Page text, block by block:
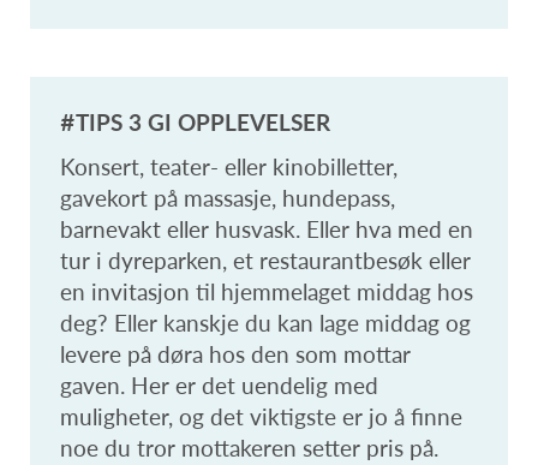
#TIPS 3 GI OPPLEVELSER
Konsert, teater- eller kinobilletter,
gavekort på massasje, hundepass,
barnevakt eller husvask. Eller hva med en
tur i dyreparken, et restaurantbesøk eller
en invitasjon til hjemmelaget middag hos
deg? Eller kanskje du kan lage middag og
levere på døra hos den som mottar
gaven. Her er det uendelig med
muligheter, og det viktigste er jo å finne
noe du tror mottakeren setter pris på.